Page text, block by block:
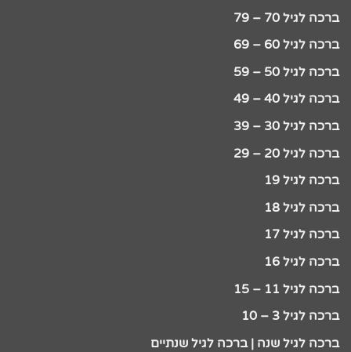
ברכה לגיל 70 – 79
ברכה לגיל 60 – 69
ברכה לגיל 50 – 59
ברכה לגיל 40 – 49
ברכה לגיל 30 – 39
ברכה לגיל 20 – 29
ברכה לגיל 19
ברכה לגיל 18
ברכה לגיל 17
ברכה לגיל 16
ברכה לגיל 11 – 15
ברכה לגיל 3 – 10
ברכה לגיל שנה | ברכה לגיל שנתיים